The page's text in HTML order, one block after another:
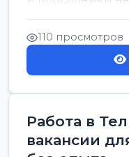
Срочно
110 просмотров
Работа в
вакансии